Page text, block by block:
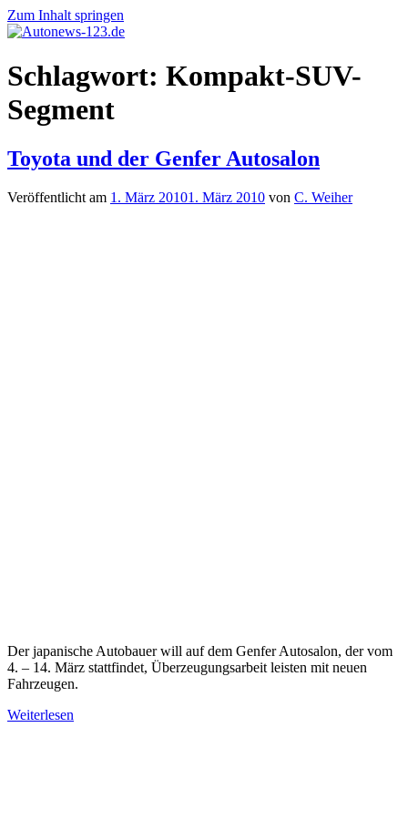
Zum Inhalt springen
Autonews-
123.de
Autonews
mit
Schlagwort: Kompakt-SUV-
Segment
Toyota und der Genfer Autosalon
Veröffentlicht am 1. März 20101. März 2010 von C. Weiher
Der japanische Autobauer will auf dem Genfer Autosalon, der vom
4. – 14. März stattfindet, Überzeugungsarbeit leisten mit neuen
Fahrzeugen.
Weiterlesen